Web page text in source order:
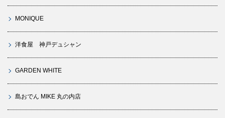
MONIQUE
洋食屋 神戸デュシャン
GARDEN WHITE
島おでん MIKE 丸の内店